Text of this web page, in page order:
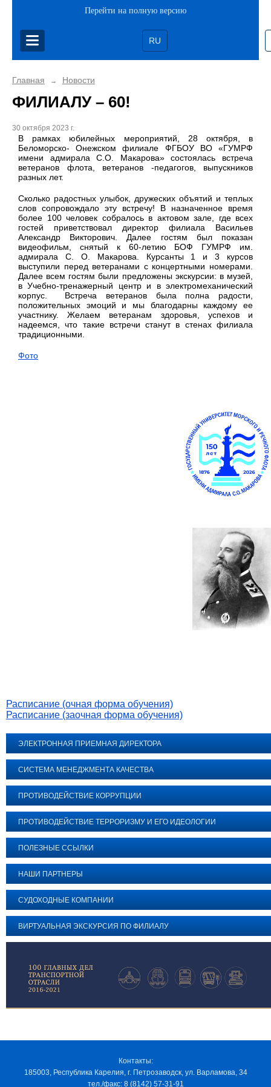
Перейти на полную версию
RU
Главная → Новости
ФИЛИАЛУ – 60!
30 октября 2023 г.
В рамках юбилейных мероприятий, 28 октября, в
Беломорско- Онежском филиале ФГБОУ ВО «ГУМРФ
имени адмирала С.О. Макарова» состоялась встреча
ветеранов флота, ветеранов -педагогов, выпускников
разных лет.
Сколько радостных улыбок, дружеских объятий и теплых
слов сопровождало эту встречу! В назначенное время
более 100 человек собралось в актовом зале, где всех
гостей приветствовал директор филиала Васильев
Александр Викторович. Далее гостям был показан
видеофильм, снятый к 60-летию БОФ ГУМРФ им.
адмирала С. О. Макарова. Курсанты 1 и 3 курсов
выступили перед ветеранами с концертными номерами.
Далее всем гостям были предложены экскурсии: в музей,
в Учебно-тренажерный центр и в электромеханический
корпус. Встреча ветеранов была полна радости,
положительных эмоций и мы благодарны каждому ее
участнику. Желаем ветеранам здоровья, успехов и
надеемся, что такие встречи станут в стенах филиала
традиционными.
Фото
Расписание (очная форма обучения)
Расписание (заочная форма обучения)
ЭЛЕКТРОННАЯ ПРИЕМНАЯ ДИРЕКТОРА
СИСТЕМА МЕНЕДЖМЕНТА КАЧЕСТВА
ПРОТИВОДЕЙСТВИЕ КОРРУПЦИИ
ПРОТИВОДЕЙСТВИЕ ТЕРРОРИЗМУ И ЕГО ИДЕОЛОГИИ
ПОЛЕЗНЫЕ ССЫЛКИ
НАШИ ПАРТНЕРЫ
СУДОХОДНЫЕ КОМПАНИИ
ВИРТУАЛЬНАЯ ЭКСКУРСИЯ ПО ФИЛИАЛУ
Контакты:
185003, Республика Карелия, г. Петрозаводск, ул. Варламова, 34
тел./факс: 8 (8142) 57-31-91